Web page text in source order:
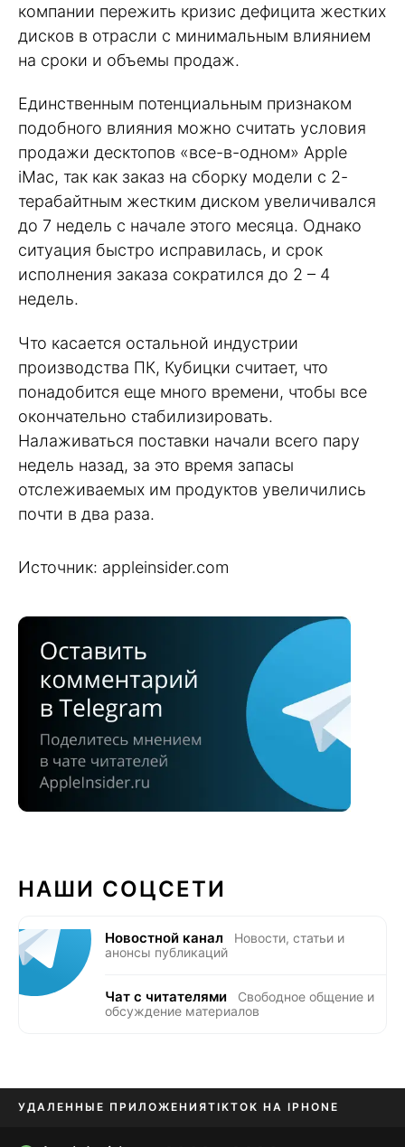
компании пережить кризис дефицита жестких
дисков в отрасли с минимальным влиянием
на сроки и объемы продаж.
Единственным потенциальным признаком
подобного влияния можно считать условия
продажи десктопов «все-в-одном» Apple
iMac, так как заказ на сборку модели с 2-
терабайтным жестким диском увеличивался
до 7 недель с начале этого месяца. Однако
ситуация быстро исправилась, и срок
исполнения заказа сократился до 2 – 4
недель.
Что касается остальной индустрии
производства ПК, Кубицки считает, что
понадобится еще много времени, чтобы все
окончательно стабилизировать.
Налаживаться поставки начали всего пару
недель назад, за это время запасы
отслеживаемых им продуктов увеличились
почти в два раза.
Источник: appleinsider.com
НАШИ СОЦСЕТИ
Новостной канал
Новости, статьи и
анонсы публикаций
Чат с читателями
Свободное общение и
обсуждение материалов
УДАЛЕННЫЕ ПРИЛОЖЕНИЯTIKTOK НА IPHONE